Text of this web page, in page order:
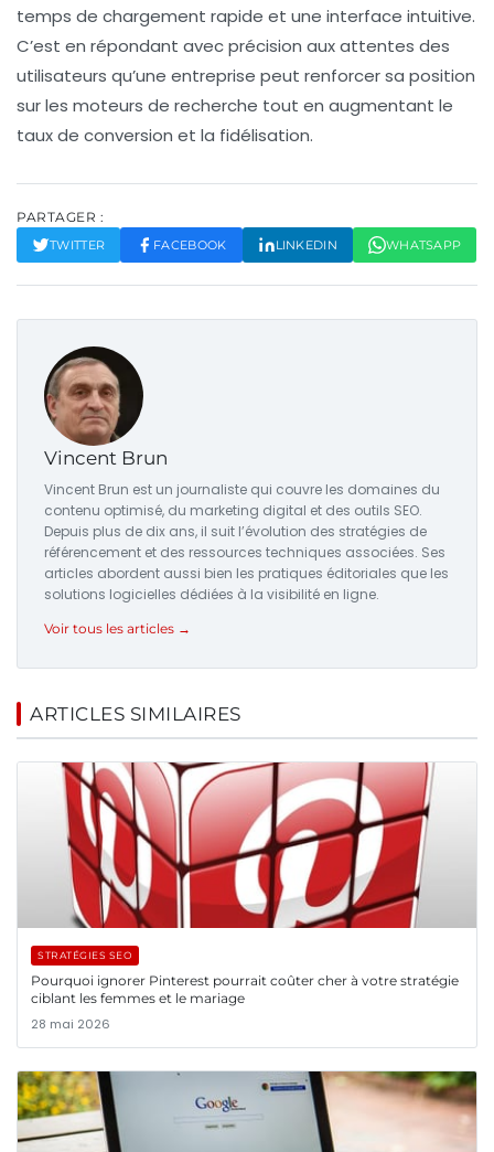
temps de chargement rapide et une interface intuitive.
C’est en répondant avec précision aux attentes des
utilisateurs qu’une entreprise peut renforcer sa position
sur les moteurs de recherche tout en augmentant le
taux de conversion et la fidélisation.
PARTAGER :
TWITTER FACEBOOK LINKEDIN WHATSAPP
Vincent Brun
Vincent Brun est un journaliste qui couvre les domaines du
contenu optimisé, du marketing digital et des outils SEO.
Depuis plus de dix ans, il suit l’évolution des stratégies de
référencement et des ressources techniques associées. Ses
articles abordent aussi bien les pratiques éditoriales que les
solutions logicielles dédiées à la visibilité en ligne.
Voir tous les articles →
ARTICLES SIMILAIRES
STRATÉGIES SEO
Pourquoi ignorer Pinterest pourrait coûter cher à votre stratégie
ciblant les femmes et le mariage
28 mai 2026